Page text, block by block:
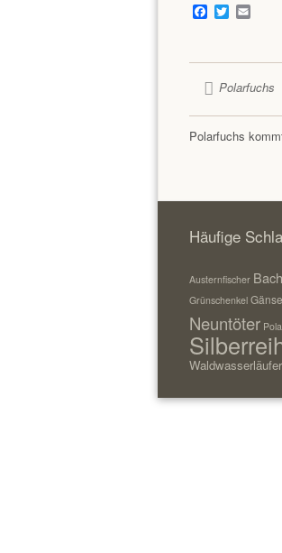
Facebook
TwitterEmail
Polarfuchs
Polarfuchs
Häufige
Austernfischer
Grünschenkel
Neuntöter
Waldwasserläufer